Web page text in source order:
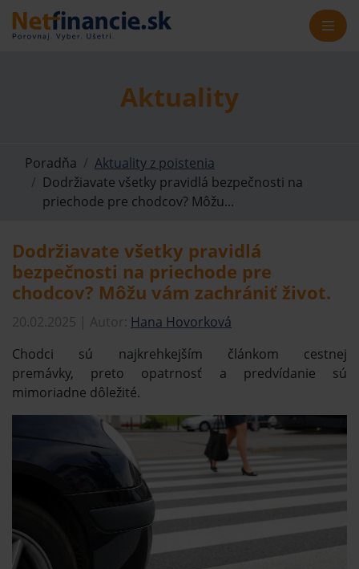
Aktuality
Poradňa
Aktuality z poistenia
Dodržiavate všetky pravidlá bezpečnosti na
priechode pre chodcov? Môžu...
Dodržiavate všetky pravidlá
bezpečnosti na priechode pre
chodcov? Môžu vám zachrániť život.
20.02.2025 | Autor: Hana Hovorková
Chodci sú najkrehkejším článkom cestnej
premávky, preto opatrnosť a predvídanie sú
mimoriadne dôležité.